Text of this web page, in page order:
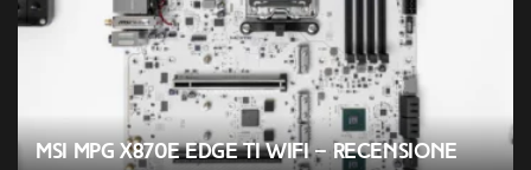
MSI MPG X870E EDGE TI WIFI – Recensione